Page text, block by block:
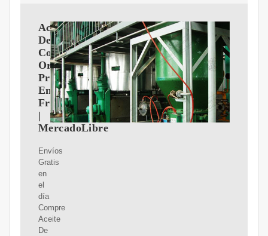
Aceite
De
Coco
Organico
Prensado
En
Frio
|
MercadoLibre
Envíos
Gratis
en
el
día
Compre
Aceite
De